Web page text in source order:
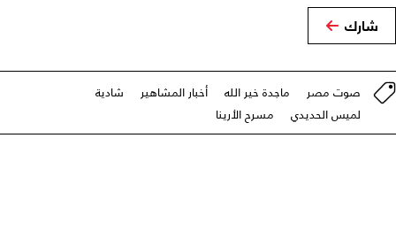
شارك
صوت مصر ماجدة خير الله أخبار المشاهير
شادية
لميس الحديدي
مسرح الأرينا